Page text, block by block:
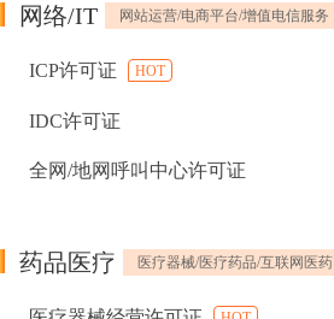
网络/IT 网站运营/电商平台/增值电信服务
ICP许可证 HOT
IDC许可证
全网/地网呼叫中心许可证
药品医疗 医疗器械/医疗药品/互联网医药